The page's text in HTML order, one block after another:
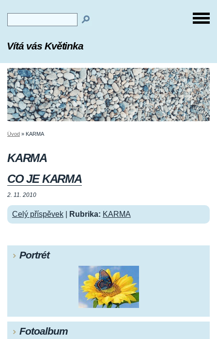
Vítá vás Květinka
Úvod » KARMA
KARMA
CO JE KARMA
2. 11. 2010
Celý příspěvek Rubrika: KARMA
Portrét
Fotoalbum